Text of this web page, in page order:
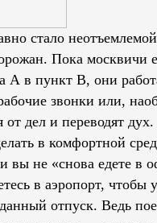
стало
Пока москвичи
А в пункт В, они
звонки или,
от дел и переводят
в комфортной
вы не «снова едете в
в аэропорт, чтобы
отпуск. Ведь